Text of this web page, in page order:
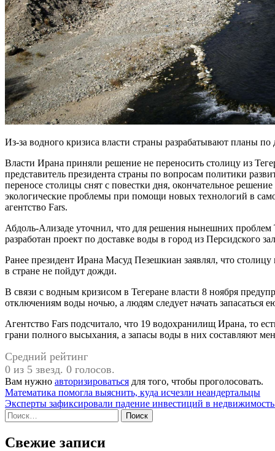
Из-за водного кризиса власти страны разрабатывают планы по
Власти Ирана приняли решение не переносить столицу из
представитель президента страны по вопросам политики
переносе столицы снят с повестки дня, окончательное
экологические проблемы при помощи новых технологий в
агентство Fars.
Абдоль-Ализаде уточнил, что для решения нынешних проблем
разработан проект по доставке воды в город из Персидского
Ранее президент Ирана Масуд Пезешкиан заявлял, что столицу
в стране не пойдут дожди.
В связи с водным кризисом в Тегеране власти 8 ноября
отключениям воды ночью, а людям следует начать запасаться
Агентство Fars подсчитало, что 19 водохранилищ Ирана, то
грани полного высыхания, а запасы воды в них составляют
Средний рейтинг
0 из 5 звезд. 0 голосов.
Вам нужно авторизироваться для того, чтобы проголосовать.
Навигация
по
записям
Математика помогла выяснить, куда исчезли неандертальцы
Эксперты зафиксировали падение инвестиций в
Найти:
Свежие записи